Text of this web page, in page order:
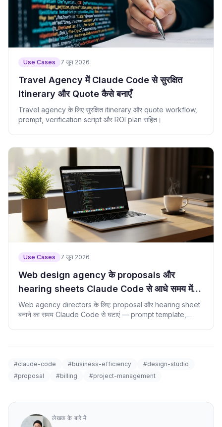
Use Cases 7 जून 2026
Travel Agency में Claude Code से सुरक्षित
Itinerary और Quote कैसे बनाएँ
Travel agency के लिए सुरक्षित itinerary और quote workflow,
prompt, verification script और ROI plan सहित।
Use Cases 7 जून 2026
Web design agency के proposals और
hearing sheets Claude Code से आधे समय में
बनाएं
Web agency directors के लिए: proposal और hearing sheet
बनाने का समय Claude Code से घटाएं — prompt template,
#claude-code #business-efficiency
#design-studio
#proposal
#billing #project-management
लेखक के बारे में